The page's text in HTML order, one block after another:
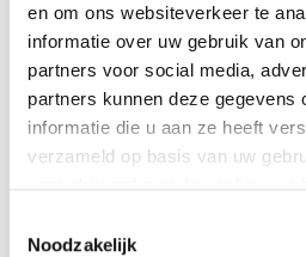
en om ons websiteverkeer te
informatie over uw gebruik van
partners voor social media,
partners kunnen deze gegevens
informatie die u aan ze heeft
verzameld op basis van uw
Noodzakelijk
Bij inschrijving gaat u akkoord met
Aanvullingen